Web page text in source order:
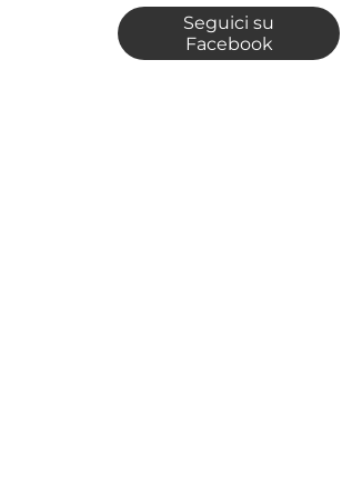
Seguici su
Facebook